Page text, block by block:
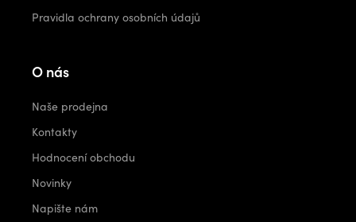
Pravidla ochrany osobních údajů
O nás
Naše prodejna
Kontakty
Hodnocení obchodu
Novinky
Napište nám